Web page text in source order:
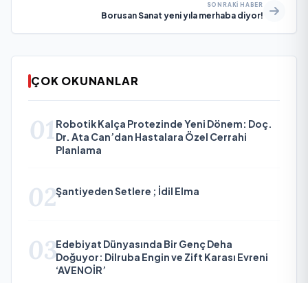
SONRAKI HABER
Borusan Sanat yeni yıla merhaba diyor!
ÇOK OKUNANLAR
01 Robotik Kalça Protezinde Yeni Dönem: Doç.
Dr. Ata Can’dan Hastalara Özel Cerrahi
Planlama
02Şantiyeden Setlere ; İdil Elma
03Edebiyat Dünyasında Bir Genç Deha
Doğuyor: Dilruba Engin ve Zift Karası Evreni
‘AVENOİR’